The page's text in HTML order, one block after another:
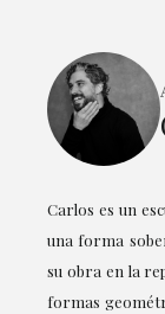
Carlos es un
una forma
su obra en la
formas